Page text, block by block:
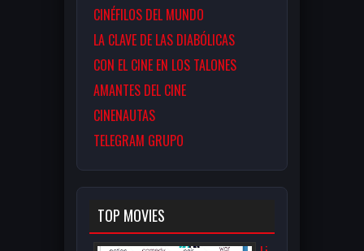
CINÉFILOS DEL MUNDO
LA CLAVE DE LAS DIABÓLICAS
CON EL CINE EN LOS TALONES
AMANTES DEL CINE
CINENAUTAS
TELEGRAM GRUPO
TOP MOVIES